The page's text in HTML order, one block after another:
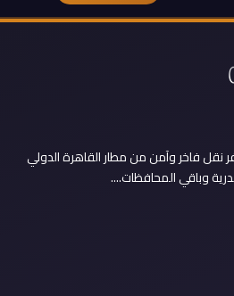
نقل فاخر وآمن من مطار القاهرة الدولي
وباقي المحافظات....